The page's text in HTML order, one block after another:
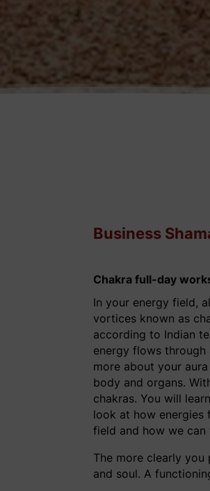
Business
Chakra full-day
In your energy field,
vortices known as
according to Indian
energy flows through
more about your
body and organs.
chakras. You will
look at how energies
field and how we
The more clearly you
and soul. A